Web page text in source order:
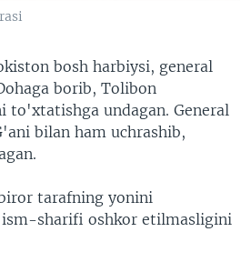
bosh harbiysi, general
borib, Tolibon
to'xtatishga undagan. General
bilan ham uchrashib,
tarafning yonini
sharifi oshkor etilmasligini